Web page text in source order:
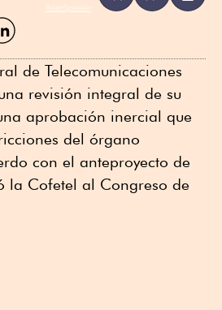
ReadSpeaker
de Telecomunicaciones
revisión integral de su
aprobación inercial que
del órgano
con el anteproyecto de
la Cofetel al Congreso de